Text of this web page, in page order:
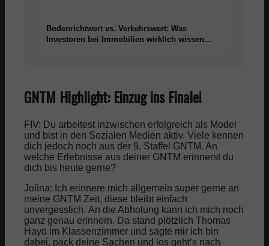
Bodenrichtwert vs. Verkehrswert: Was
Investoren bei Immobilien wirklich wissen
GNTM Highlight: Einzug ins Finale!
FIV: Du arbeitest inzwischen erfolgreich als Model
und bist in den Sozialen Medien aktiv. Viele kennen
dich jedoch noch aus der 9. Staffel GNTM. An
welche Erlebnisse aus deiner GNTM erinnerst du
dich bis heute gerne?
Jolina: Ich erinnere mich allgemein super gerne an
meine GNTM Zeit, diese bleibt einfach
unvergesslich.An die Abholung kann ich mich noch
ganz genau erinnern. Da stand plötzlich Thomas
Hayo im Klassenzimmer und sagte mir ich bin
dabei, pack deine Sachen und los geht’s nach